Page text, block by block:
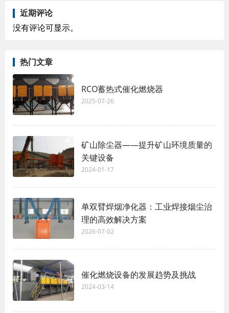
近期评论
没有评论可显示。
热门文章
RCO蓄热式催化燃烧器
2025-07-26
矿山除尘器——提升矿山环境质量的
关键设备
2024-01-17
单双臂焊烟净化器：工业焊接烟尘治
理的高效解决方案
2026-07-02
催化燃烧设备的发展趋势及挑战
2024-03-14